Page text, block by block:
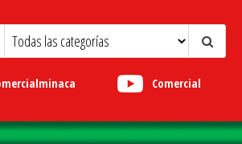
Comercial